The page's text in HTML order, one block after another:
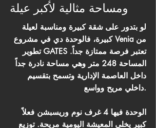
ومساحة مثالية لأكبر عيلة
لو بتدور على شقة كبيرة ومناسبة لعيلة
كبيرة، فالوحدة دي في مشروع Venia من
تطوير GATES تعتبر فرصة ممتازة جداً.
المساحة 248 متر وهي مساحة نادرة جداً
داخل العاصمة الإدارية وتسمح بتقسيم
داخلي مريح وواسع.
الوحدة فيها 4 غرف نوم وريسبشن فعلاً
كبير يخلي المعيشة اليومية مريحة. توزيع